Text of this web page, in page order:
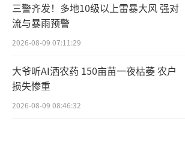
三警齐发！多地10级以上雷暴大风 强对
流与暴雨预警
2026-08-09 07:11:29
大爷听AI洒农药 150亩苗一夜枯萎 农户
损失惨重
2026-08-09 08:46:32